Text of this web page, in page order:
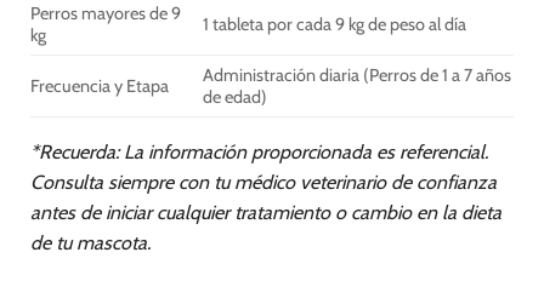
Perros mayores de 9
kg
1 tableta por cada 9 kg de peso al día
Frecuencia y Etapa
Administración diaria (Perros de 1 a 7 años
de edad)
*Recuerda: La información proporcionada es referencial.
Consulta siempre con tu médico veterinario de confianza
antes de iniciar cualquier tratamiento o cambio en la dieta
de tu mascota.